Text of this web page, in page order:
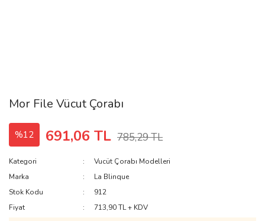
Mor File Vücut Çorabı
%12 691,06 TL 785,29 TL
Kategori
Vucüt Çorabı Modelleri
Marka
La Blinque
Stok Kodu
912
Fiyat
713,90 TL + KDV